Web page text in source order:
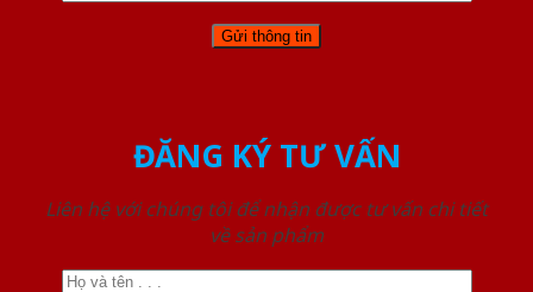
ĐĂNG KÝ TƯ VẤN
Liên hệ với chúng tôi để nhận được tư vấn chi tiết
về sản phẩm